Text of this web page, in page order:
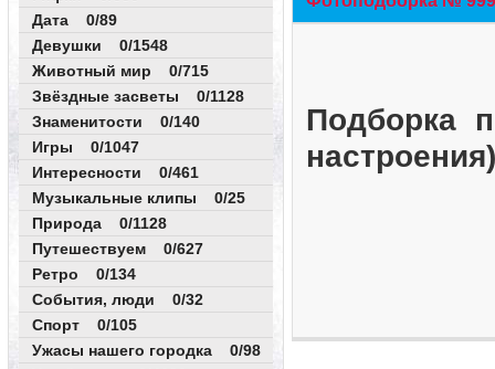
Дата 0/89
Девушки 0/1548
Животный мир 0/715
Звёздные засветы 0/1128
Знаменитости 0/140
Игры 0/1047
Интересности 0/461
Музыкальные клипы 0/25
Природа 0/1128
Путешествуем 0/627
Ретро 0/134
События, люди 0/32
Спорт 0/105
Ужасы нашего городка 0/98
Подборка